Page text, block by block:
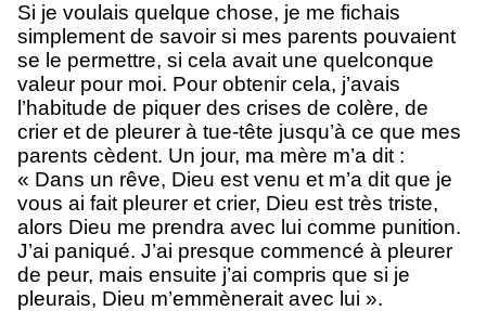
Si je voulais quelque chose, je me fichais
simplement de savoir si mes parents pouvaient
se le permettre, si cela avait une quelconque
valeur pour moi. Pour obtenir cela, j’avais
l’habitude de piquer des crises de colère, de
crier et de pleurer à tue-tête jusqu’à ce que mes
parents cèdent. Un jour, ma mère m’a dit :
« Dans un rêve, Dieu est venu et m’a dit que je
vous ai fait pleurer et crier, Dieu est très triste,
alors Dieu me prendra avec lui comme punition.
J’ai paniqué. J’ai presque commencé à pleurer
de peur, mais ensuite j’ai compris que si je
pleurais, Dieu m’emmènerait avec lui ».